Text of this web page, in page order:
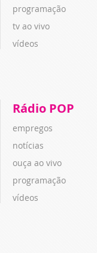
programação
tv ao vivo
vídeos
Rádio POP
empregos
notícias
ouça ao vivo
programação
vídeos